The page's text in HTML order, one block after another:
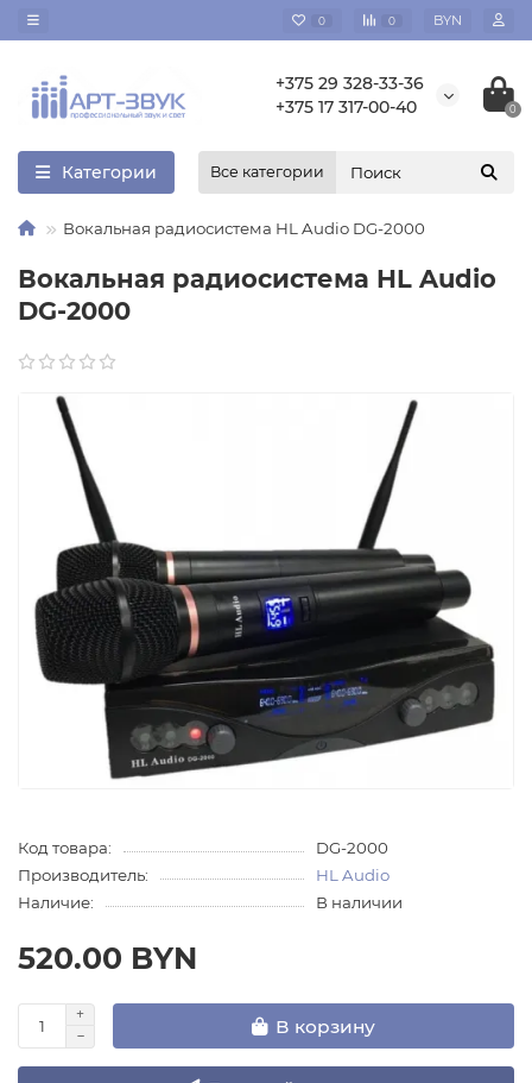
0 0 BYN
+375 29 328-33-36
+375 17 317-00-40
0
Категории Все категории
Вокальная радиосистема HL Audio DG-2000
Вокальная радиосистема HL Audio
DG-2000
Код товара:
DG-2000
Производитель:
HL Audio
Наличие:
В наличии
520.00 BYN
В корзину